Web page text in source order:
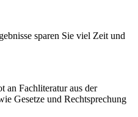
sparen Sie viel Zeit und
an Fachliteratur aus der
Gesetze und Rechtsprechung